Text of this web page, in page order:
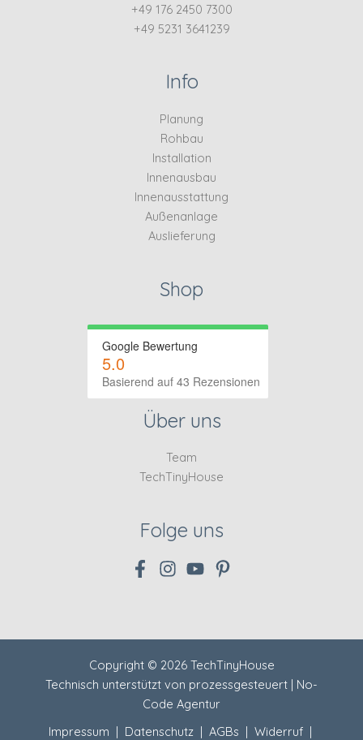
+49 176 2450 7300
+49 5231 3641239
Info
Planung
Rohbau
Installation
Innenausbau
Innenausstattung
Außenanlage
Auslieferung
Shop
Google Bewertung
5.0
Basierend auf 43 Rezensionen
Über uns
Team
TechTinyHouse
Folge uns
Copyright © 2026 TechTinyHouse
Technisch unterstützt von prozessgesteuert | No-
Code Agentur
Impressum | Datenschutz| AGBs | Widerruf|